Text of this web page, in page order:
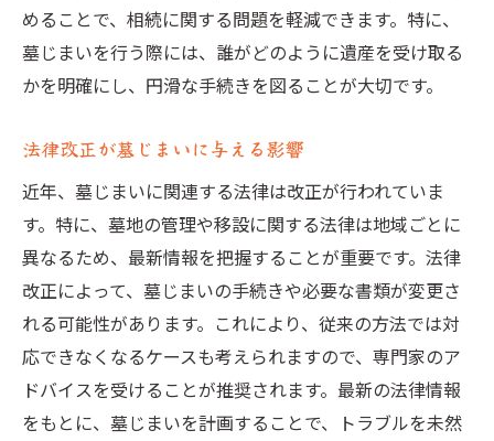
めることで、相続に関する問題を軽減できます。特に、
墓じまいを行う際には、誰がどのように遺産を受け取る
かを明確にし、円滑な手続きを図ることが大切です。
法律改正が墓じまいに与える影響
近年、墓じまいに関連する法律は改正が行われていま
す。特に、墓地の管理や移設に関する法律は地域ごとに
異なるため、最新情報を把握することが重要です。法律
改正によって、墓じまいの手続きや必要な書類が変更さ
れる可能性があります。これにより、従来の方法では対
応できなくなるケースも考えられますので、専門家のア
ドバイスを受けることが推奨されます。最新の法律情報
をもとに、墓じまいを計画することで、トラブルを未然